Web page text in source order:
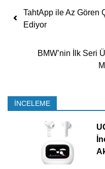
Yazı
TahtApp ile Az Gören
Ediyor
BMW’nin İlk Seri
İNCELEME